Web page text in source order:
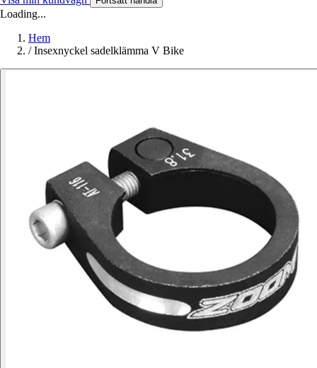
Loading...
Hem
/ Insexnyckel sadelklämma V Bike